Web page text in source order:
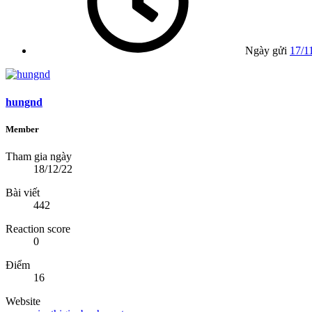
Ngày gửi 17/
hungnd
Member
Tham gia ngày
18/12/22
Bài viết
442
Reaction score
0
Điểm
16
Website